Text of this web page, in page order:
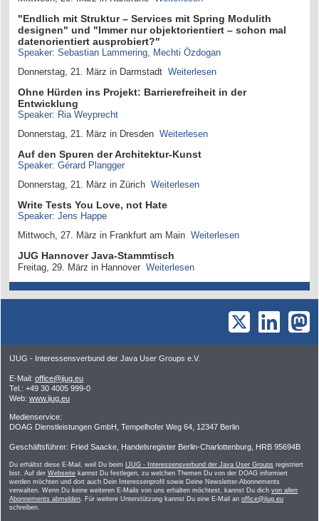
"Endlich mit Struktur – Services mit Spring Modulith
designen" und "Immer nur objektorientiert – schon mal
datenorientiert ausprobiert?"
Speaker: Sebastian Lammering, Mechti Özdogan
Donnerstag, 21. März in Darmstadt Weiterlesen
Ohne Hürden ins Projekt: Barrierefreiheit in der
Entwicklung
Speaker: Ria Weyprecht
Donnerstag, 21. März in Dresden Weiterlesen
Auf den Spuren der Architektur-Kunst
Speaker: Gérard Plangger
Donnerstag, 21. März in Zürich Weiterlesen
Write Tests You Love, not Hate
Speaker: Jens Happe
Mittwoch, 27. März in Frankfurt am Main Weiterlesen
JUG Hannover Java-Stammtisch
Freitag, 29. März in Hannover Weiterlesen
IJUG - Interessensverbund der Java User Groups e.V.
E-Mail: office@ijug.eu
Tel.: +49 30 4005 999-0
Web: www.ijug.eu
Medienservice:
DOAG Dienstleistungen GmbH, Tempelhofer Weg 64, 12347 Berlin
Geschäftsführer: Fried Saacke, Handelsregister Berlin-Charlottenburg, HRB 95694B
Du erhältst diese E-Mail, weil Du beim IJUG - Interessensverbund der Java User Groups registriert
bist. Auf der Webseite kannst Du festlegen, zu welchen Themen Du von der DOAG informiert
werden möchten und dort auch Dein Interessenprofil sowie Deine Newsletter-Abonnements
verwalten. Wenn Du keine weiteren E-Mails von uns erhalten möchtest, kannst Du dich von allen
Abonnements abmelden. Für weitere Unterstützung kannst Du eine E-Mail an office@ijug.eu
schreiben.